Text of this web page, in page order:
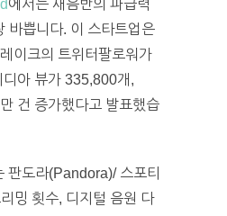
에서는 새음반의 파급력
바쁩니다. 이 스타트업은
이크의 트위터팔로워가
아 뷰가 335,800개,
건 증가했다고 발표했습
도라(Pandora)/ 스포티
밍 횟수, 디지털 음원 다